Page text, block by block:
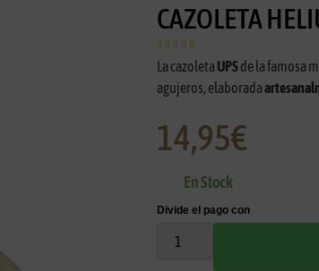
CAZOLETA
    
La cazoleta UPSde la famosa
agujeros, elaborada
14,95€
En Stock